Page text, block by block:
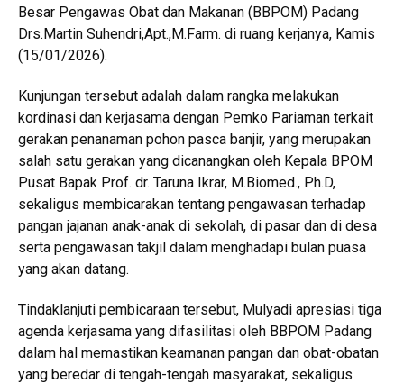
Besar Pengawas Obat dan Makanan (BBPOM) Padang
Drs.Martin Suhendri,Apt.,M.Farm. di ruang kerjanya, Kamis
(15/01/2026).
Kunjungan tersebut adalah dalam rangka melakukan
kordinasi dan kerjasama dengan Pemko Pariaman terkait
gerakan penanaman pohon pasca banjir, yang merupakan
salah satu gerakan yang dicanangkan oleh Kepala BPOM
Pusat Bapak Prof. dr. Taruna Ikrar, M.Biomed., Ph.D,
sekaligus membicarakan tentang pengawasan terhadap
pangan jajanan anak-anak di sekolah, di pasar dan di desa
serta pengawasan takjil dalam menghadapi bulan puasa
yang akan datang.
Tindaklanjuti pembicaraan tersebut, Mulyadi apresiasi tiga
agenda kerjasama yang difasilitasi oleh BBPOM Padang
dalam hal memastikan keamanan pangan dan obat-obatan
yang beredar di tengah-tengah masyarakat, sekaligus